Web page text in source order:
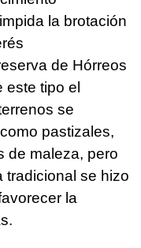
la brotación
de Hórreos
tipo el
se
pastizales,
de maleza, pero
tradicional se hizo
la